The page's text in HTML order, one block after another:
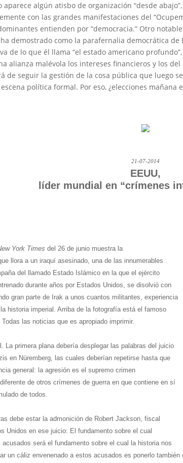
aparece algún atisbo de organización “desde
con las grandes manifestaciones del
entienden por “democracia.” Otro
ha demostrado como la parafernalia democrática
de lo que él llama “el estado americano
alianza malévola los intereses financieros y los
de seguir la gestión de la cosa pública que luego
política formal. Por eso, ¿elecciones mañana
21-07-2014
EEUU,
líder mundial en “crímenes
York Times del 26 de junio muestra la
llora a un iraquí asesinado, una de las innumerables
del llamado Estado Islámico en la que el ejército
durante años por Estados Unidos, se disolvió con
gran parte de Irak a unos cuantos militantes, experiencia
historia imperial. Arriba de la fotografía está el famoso
Todas las noticias que es apropiado imprimir.
La primera plana debería desplegar las palabras del juicio
en Nüremberg, las cuales deberían repetirse hasta que
general: la agresión es el supremo crimen
de otros crímenes de guerra en que contiene en sí
de todos.
debe estar la admonición de Robert Jackson, fiscal
Unidos en ese juicio: El fundamento sobre el cual
será el fundamento sobre el cual la historia nos
un cáliz envenenado a estos acusados es ponerlo también